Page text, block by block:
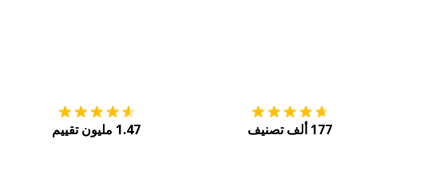
177 ألف تصنيف 1.47 مليون تقييم